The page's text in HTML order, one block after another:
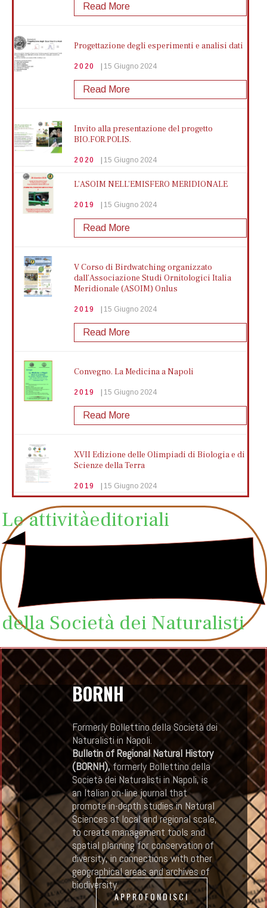
sentimenti | I.S. Alfonso Casanova
Mostra di più
Biblio Young Naples | Un mare di
sentimenti | ISIS Elena di Savoia - Diaz
La dislessia: un percorso raccontato da
chi l'ha affrontata
Mostra di più
La dislessia: un percorso raccontato da
chi l'ha affrontata
2025 23 Gennaio 2025
Presentazione del volume:
Mezzocannone 8: storia di un luogo
Mostra di più
Read More
Progettazione degli esperimenti e analisi dati
2020 15 Giugno 2024
Read More
Invito alla presentazione del progetto
BIO.FOR.POLIS.
2020 15 Giugno 2024
Read More
Concorso Rilegno Contest 2019-2020
Read More
L’ASOIM NELL’EMISFERO MERIDIONALE
2019 15 Giugno 2024
Read More
V Corso di Birdwatching organizzato
dall’Associazione Studi Ornitologici Italia
Meridionale (ASOIM) Onlus
2019 15 Giugno 2024
Read More
Convegno. La Medicina a Napoli
2019 15 Giugno 2024
Read More
XVII Edizione delle Olimpiadi di Biologia e di
Scienze della Terra
2019 15 Giugno 2024
Read More
Mirabilia naturae et legis
Dove i rondoni vanno a dormire
2019 15 Giugno 2024
Read More
crystallographic information fiesta
2019 15 Giugno 2024
Read More
Napoli Bioblitz!
2019 15 Giugno 2024
Read More
suggerimenti e raccomandazioni per
prevenire la nidificazione del gabbiano reale
sui tetti e le terrazze
Le attivitàeditoriali
della Società dei Naturalisti
BORNH
Formerly Bollettino della Società dei
Naturalisti in Napoli.
Bulletin of Regional Natural History
(BORNH),formerly Bollettino della
Società dei Naturalisti in Napoli, is
an Italian on-line journal that
promote in-depth studies in Natural
Sciences at local and regional scale,
to create management tools and
spatial planning for conservation of
diversity, in connections with other
geographical areas and archives of
biodiversity.
APPROFONDISCI